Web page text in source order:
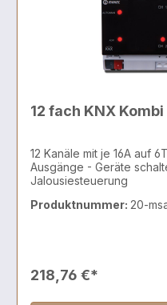
12 fach KNX
12 Kanäle mit je 16A auf
Ausgänge - Geräte
Jalousiesteuerung
Produktnummer: 20-
218,76 €*